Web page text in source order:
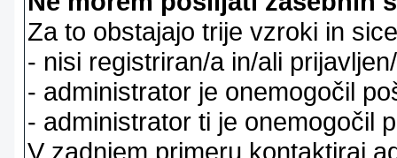
Za to obstajajo trije vzroki in
- nisi registriran/a in/ali
- administrator je onemogočil
- administrator ti je onemogočil
V zadnjem primeru kontaktiraj